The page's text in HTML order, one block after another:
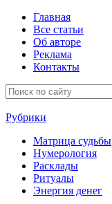
Главная
Все статьи
Об авторе
Реклама
Контакты
Рубрики
Матрица судьбы
Нумерология
Расклады
Ритуалы
Энергия денег